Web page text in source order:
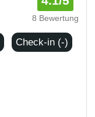
8 Bewertung
Check-in (-)